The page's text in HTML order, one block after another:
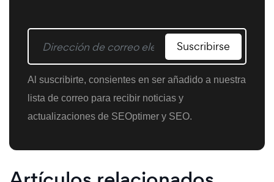
Suscribirse
Al suscribirte, consientes en ser añadido a nuestra
lista de correo para recibir noticias y
actualizaciones de SEOptimer y SEO.